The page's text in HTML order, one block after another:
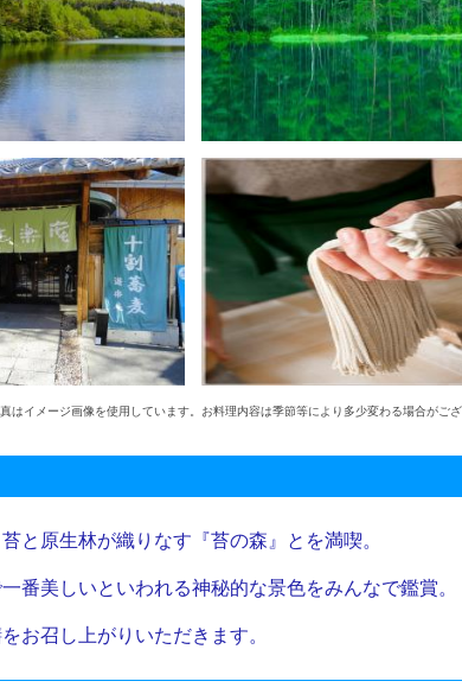
はイメージ画像を使用しています。お料理内容は季節等により多少変わる場合がござ
と原生林が織りなす『苔の森』とを満喫。
番美しいといわれる神秘的な景色をみんなで鑑賞。
召し上がりいただきます。